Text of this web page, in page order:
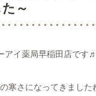
～
アイ薬局早稲田店です♬
寒さになってきました